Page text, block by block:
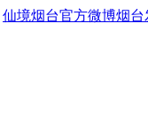
仙境烟台官方微博烟台